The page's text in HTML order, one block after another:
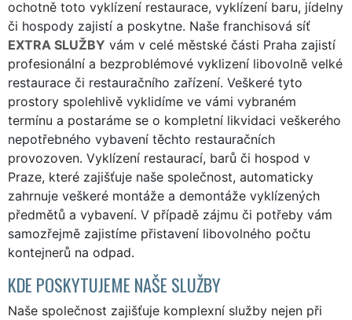
ochotně toto vyklízení restaurace, vyklízení baru, jídelny
či hospody zajistí a poskytne. Naše franchisová síť
EXTRA SLUŽBY vám v celé městské části Praha zajistí
profesionální a bezproblémové vyklizení libovolně velké
restaurace či restauračního zařízení. Veškeré tyto
prostory spolehlivě vyklidíme ve vámi vybraném
termínu a postaráme se o kompletní likvidaci veškerého
nepotřebného vybavení těchto restauračních
provozoven. Vyklízení restaurací, barů či hospod v
Praze, které zajišťuje naše společnost, automaticky
zahrnuje veškeré montáže a demontáže vyklízených
předmětů a vybavení. V případě zájmu či potřeby vám
samozřejmě zajistíme přistavení libovolného počtu
kontejnerů na odpad.
KDE POSKYTUJEME NAŠE SLUŽBY
Naše společnost zajišťuje komplexní služby nejen při